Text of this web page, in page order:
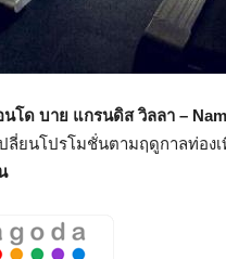
นโด บาย แกรนดิส วิลลา –
ลี่ยนโปรโมชั่นตามฤดูกาลท่อ